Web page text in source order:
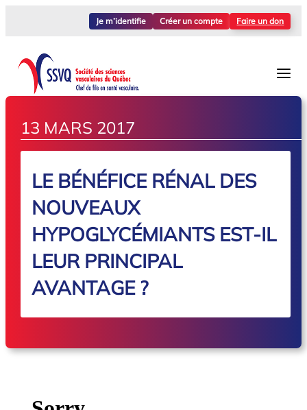
Je m’identifie Créer un compte Faire un don
13 MARS 2017
LE BÉNÉFICE RÉNAL DES
NOUVEAUX
HYPOGLYCÉMIANTS EST-IL
LEUR PRINCIPAL
AVANTAGE ?